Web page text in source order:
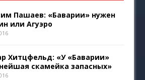
Пашаев: «Баварии» нужен
или Агуэро
Хитцфельд: «У «Баварии»
скамейка запасных»